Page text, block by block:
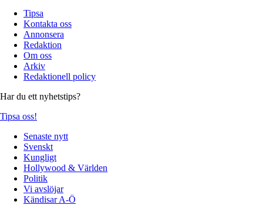
Tipsa
Kontakta oss
Annonsera
Redaktion
Om oss
Arkiv
Redaktionell policy
Har du ett nyhetstips?
Tipsa oss!
Senaste nytt
Svenskt
Kungligt
Hollywood & Världen
Politik
Vi avslöjar
Kändisar A-Ö